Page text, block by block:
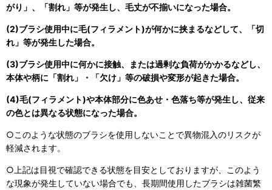
がり」、「割れ」等が発生し、毛丈が不揃いになった場合。
(2)ブラシ使用中に毛(フィラメント)が何かに挟まるなどして、「切
れ」等が発生した場合。
(3)ブラシ使用中に何かに接触、または過剰な負荷がかかるなどし、
本体や柄に「割れ」・「欠け」等の破損や変形が起きた場合。
(4)毛(フィラメント)や本体部分に色あせ・色落ち等が発生し、従来
の色とは異なる状態になった場合。
○このような状態のブラシを使用しないことで異物混入のリスクが
軽減されます。
○上記は目視で確認できる状態を目安としておりますが、このよう
な現象が発生していない場合でも、長期間使用したブラシは雑菌繁